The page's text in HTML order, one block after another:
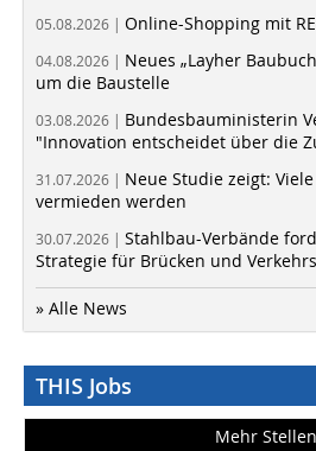
05.08.2026 | Online-Shopping mit
04.08.2026 | Neues „Layher
um die Baustelle
03.08.2026 | Bundesbauministerin
"Innovation entscheidet über die
31.07.2026 | Neue Studie zeigt:
vermieden werden
30.07.2026 | Stahlbau-Verbände
Strategie für Brücken und
» Alle News
THIS Jobs
Mehr Stellen